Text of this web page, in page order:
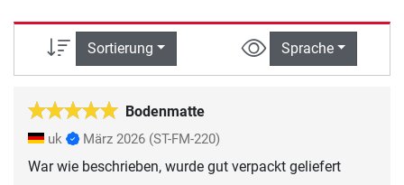
Sortierung Sprache
Bodenmatte
uk März 2026 (ST-FM-220)
War wie beschrieben, wurde gut verpackt geliefert